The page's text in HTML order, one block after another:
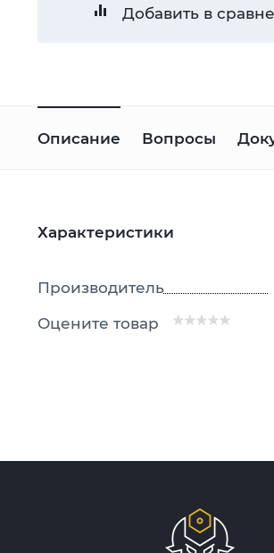
Добавить в
Описание Вопросы
Характеристики
Производитель
Оцените товар